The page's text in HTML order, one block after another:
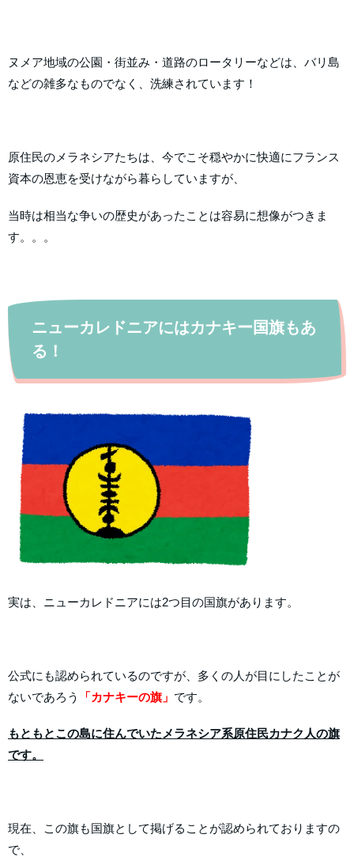
ヌメア地域の公園・街並み・道路のロータリーなどは、バリ島
などの雑多なものでなく、洗練されています！
原住民のメラネシアたちは、今でこそ穏やかに快適にフランス
資本の恩恵を受けながら暮らしていますが、
当時は相当な争いの歴史があったことは容易に想像がつきま
す。。。
ニューカレドニアにはカナキー国旗もあ
る！
実は、ニューカレドニアには2つ目の国旗があります。
公式にも認められているのですが、多くの人が目にしたことが
ないであろう
「カナキーの旗」 です。
もともとこの島に住んでいたメラネシア系原住民カナク人の旗
です。
現在、この旗も国旗として掲げることが認められておりますの
で、